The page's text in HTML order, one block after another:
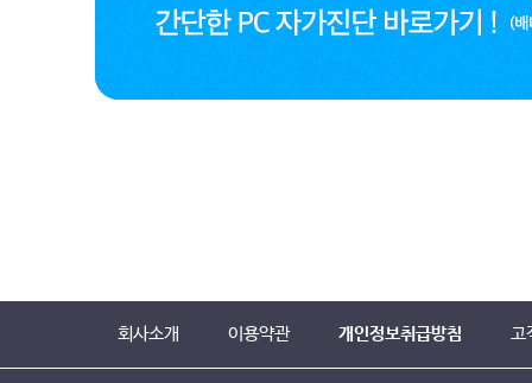
회사소개 이용약관 개인정보취급방침 고